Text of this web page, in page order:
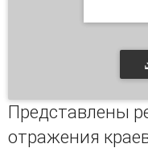
Представлены
отражения